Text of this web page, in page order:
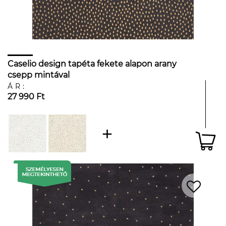
Caselio design tapéta fekete alapon arany
csepp mintával
ÁR:
27 990 Ft